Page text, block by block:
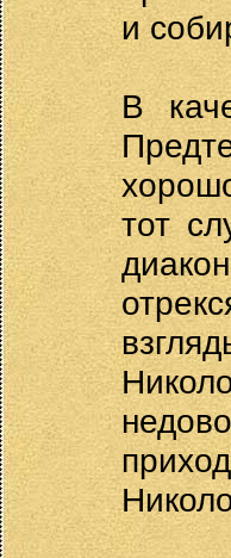
и
В
тот